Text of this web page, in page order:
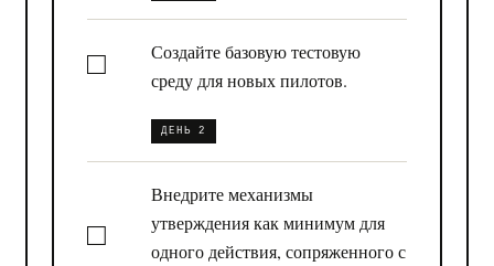
Создайте базовую тестовую
среду для новых пилотов.
ДЕНЬ 2
Внедрите механизмы
утверждения как минимум для
одного действия, сопряженного с